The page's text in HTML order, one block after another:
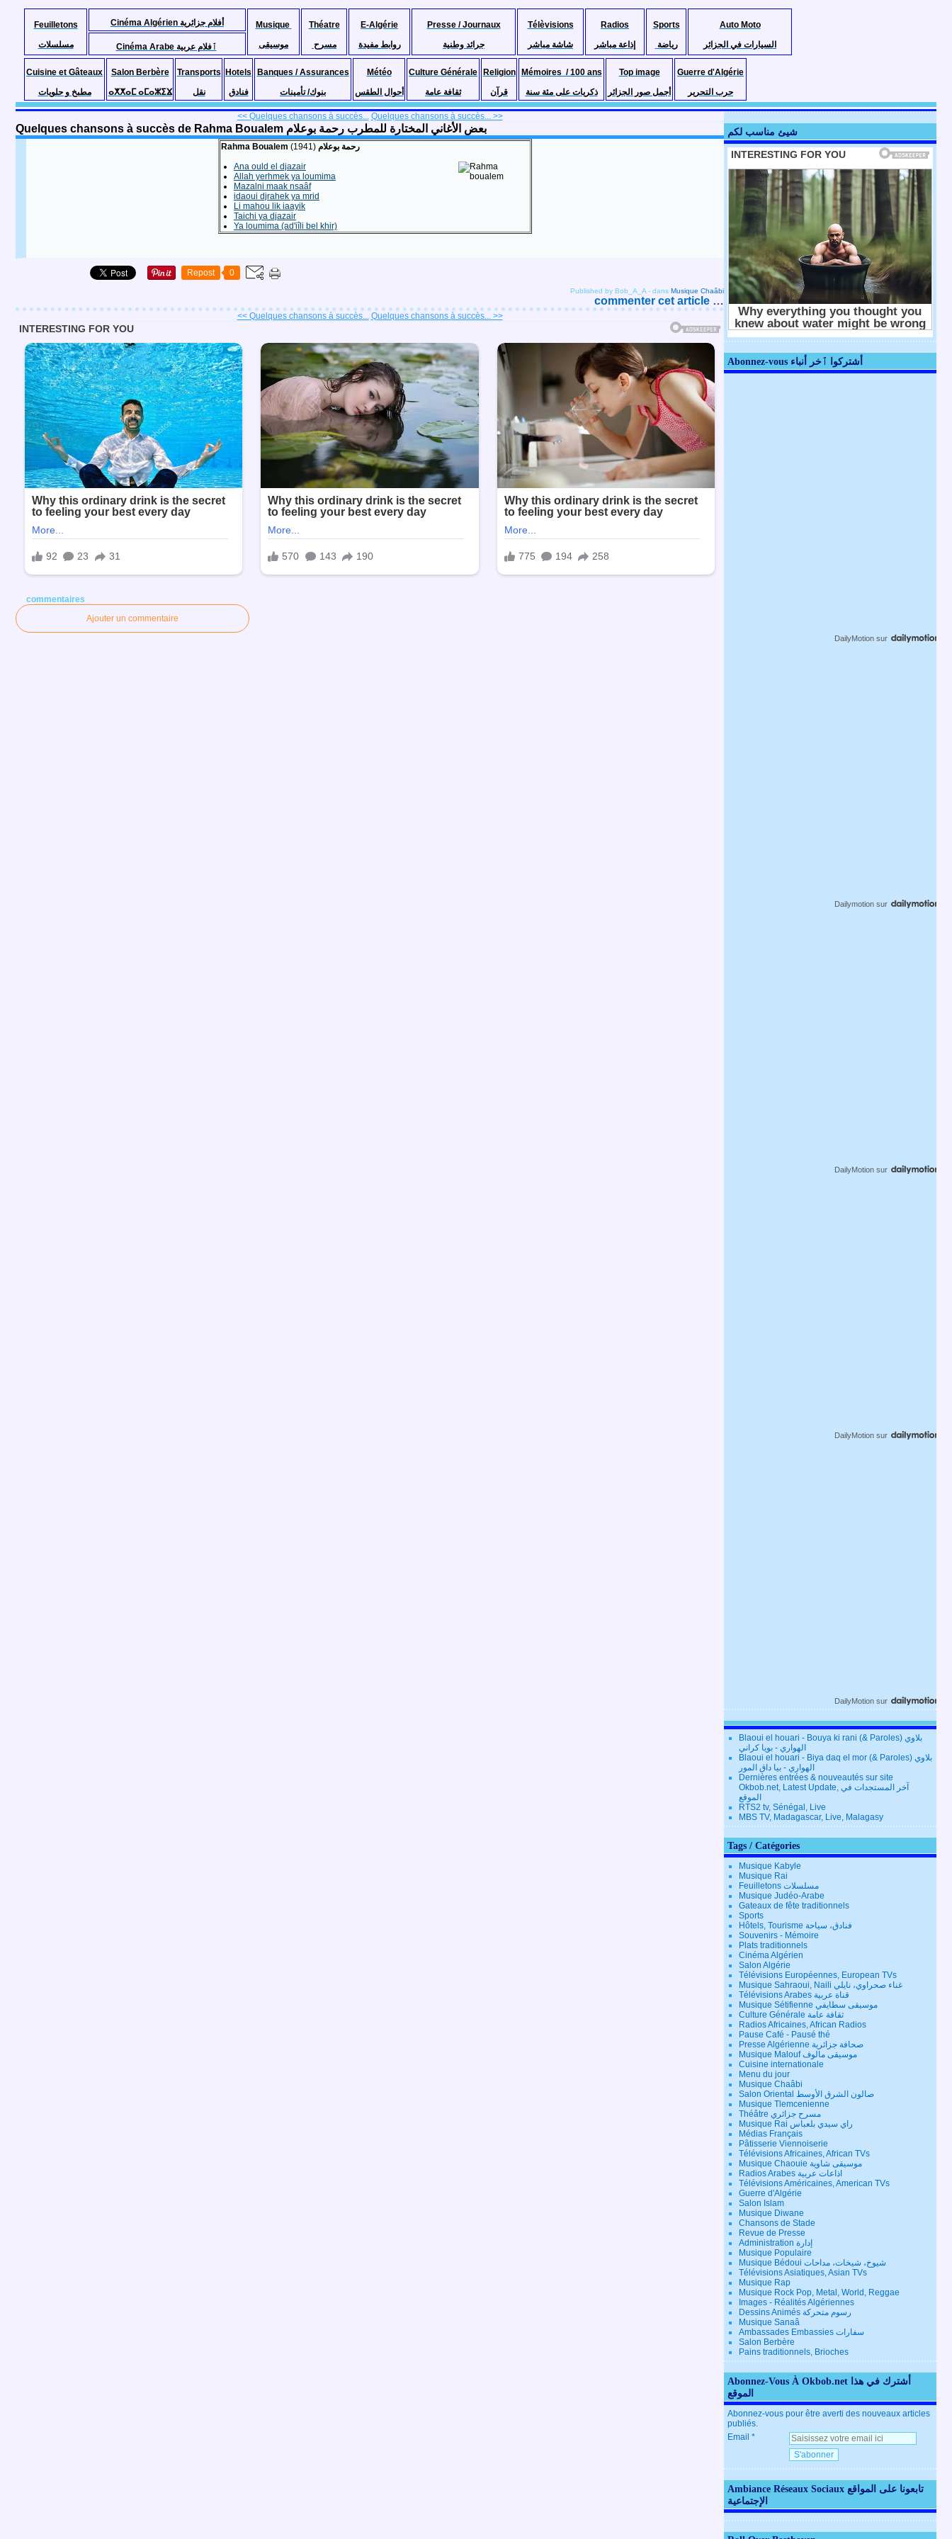
Feuilletons
مسلسلات
Cinéma Algérien أفلام جزائرية
Musique
موسيقى
Théatre
مسرح
E-Algérie
روابط مفيدة
Presse / Journaux
جرائد وطنية
Télèvisions
شاشة مباشر
Radios
إذاعة مباشر
Sports
رياضة
Auto Moto
السيارات في الجزائر
Cinéma Arabe ٱفلام عربية
Cuisine et Gâteaux
مطبخ و حلويات
Salon Berbère
ⴰⵅⵅⴰⵎ ⴰⵎⴰⵣⵉⴴ
Transports
نقل
Hotels
فنادق
Banques / Assurances
بنوك/ تأمينات
Météo
أحوال الطقس
Culture Générale
ثقافة عامة
Religion
قرآن
Mémoires / 100 ans
ذكريات على مئة سنة
Top image
أجمل صور الجزائر
Guerre d'Algérie
حرب التحرير
<< Quelques chansons à succès... Quelques chansons à succès... >>
Quelques chansons à succès de Rahma Boualem بعض الأغاني المختارة للمطرب رحمة بوعلام
Rahma Boualem رحمة بوعلام (1941)
Ana ould el djazair
Allah yerhmek ya loumima
Mazalni maak nsaâf
idaoui djrahek ya mrid
Li mahou lik iaayik
Taichi ya djazair
Ya loumima (ad'iîli bel khir)
Repost 0
Published by Bob_A_A - dans Musique Chaâbi
commenter cet article …
<< Quelques chansons à succès... Quelques chansons à succès... >>
commentaires
Ajouter un commentaire
شيئ مناسب لكم
Abonnez-vous أشتركوا ٱخر أنباء
DailyMotion sur
Dailymotion sur
DailyMotion sur
DailyMotion sur
DailyMotion sur
Blaoui el houari - Bouya ki rani (& Paroles) بلاوي
الهواري - بويا كراني
Blaoui el houari - Biya daq el mor (& Paroles) بلاوي
الهواري - بيا داق المور
Dernières entrées & nouveautés sur site
Okbob.net, Latest Update, آخر المستجدات في
الموقع
RTS2 tv, Sénégal, Live
MBS TV, Madagascar, Live, Malagasy
Tags / Catégories
Musique Kabyle
Musique Rai
Feuilletons مسلسلات
Musique Judéo-Arabe
Gateaux de fête traditionnels
Sports
Hôtels, Tourisme فنادق، سياحة
Souvenirs - Mémoire
Plats traditionnels
Cinéma Algérien
Salon Algérie
Télévisions Européennes, European TVs
Musique Sahraoui, Naili غناء صحراوي، نايلي
Télévisions Arabes قناة عربية
Musique Sétifienne موسيقى سطايفي
Culture Générale ثقافة عامة
Radios Africaines, African Radios
Pause Café - Pausé thé
Presse Algérienne صحافة جزائرية
Musique Malouf موسيقى مالوف
Cuisine internationale
Menu du jour
Musique Chaâbi
Salon Oriental صالون الشرق الأوسط
Musique Tlemcenienne
Théâtre مسرح جزائري
Musique Rai راي سيدي بلعباس
Médias Français
Pâtisserie Viennoiserie
Télévisions Africaines, African TVs
Musique Chaouie موسيقى شاوية
Radios Arabes اذاعات عربية
Télévisions Américaines, American TVs
Guerre d'Algérie
Salon Islam
Musique Diwane
Chansons de Stade
Revue de Presse
Administration إدارة
Musique Populaire
Musique Bédoui شيوخ، شيخات، مداحات
Télévisions Asiatiques, Asian TVs
Musique Rap
Musique Rock Pop, Metal, World, Reggae
Images - Réalités Algériennes
Dessins Animés رسوم متحركة
Musique Sanaâ
Ambassades Embassies سفارات
Salon Berbère
Pains traditionnels, Brioches
Abonnez-Vous À Okbob.net أشترك في هذا
الموقع
Abonnez-vous pour être averti des nouveaux articles
publiés.
Email
Ambiance Réseaux Sociaux تابعونا على المواقع
الإجتماعية